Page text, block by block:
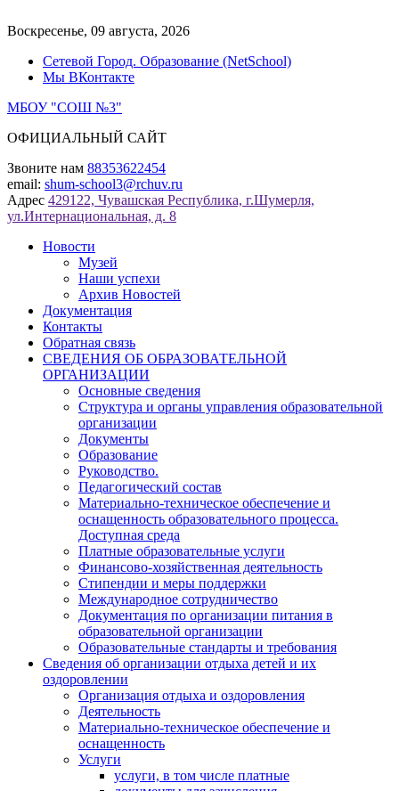
к
Воскресенье, 09 августа, 2026
Сетевой Город. Образование (NetSchool)
Мы ВКонтакте
МБОУ "СОШ №3"
ОФИЦИАЛЬНЫЙ САЙТ
Звоните нам 88353622454
email: shum-school3@rchuv.ru
Адрес 429122, Чувашская Республика, г.Шумерля,
ул.Интернациональная, д. 8
Новости
Музей
Наши успехи
Архив Новостей
Документация
Контакты
Обратная связь
СВЕДЕНИЯ ОБ ОБРАЗОВАТЕЛЬНОЙ
ОРГАНИЗАЦИИ
Основные сведения
Структура и органы управления образовательной
организации
Документы
Образование
Руководство.
Педагогический состав
Материально-техническое обеспечение и
оснащенность образовательного процесса.
Доступная среда
Платные образовательные услуги
Финансово-хозяйственная деятельность
Стипендии и меры поддержки
Международное сотрудничество
Документация по организации питания в
образовательной организации
Образовательные стандарты и требования
Сведения об организации отдыха детей и их
оздоровлении
Организация отдыха и оздоровления
Деятельность
Материально-техническое обеспечение и
оснащенность
Услуги
услуги, в том числе платные